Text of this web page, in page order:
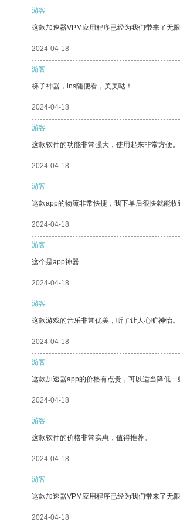
游客
这款加速器VPM应用程序已经为我们带来了无
2024-04-18
游客
梯子神器，ins随便看，美美哒！
2024-04-18
游客
这款软件的功能非常强大，使用起来非常方便。
2024-04-18
游客
这款app的物流非常快捷，我下单后很快就能收
2024-04-18
游客
这个是app神器
2024-04-18
游客
这款游戏的音乐非常优美，听了让人心旷神怡。
2024-04-18
游客
这款加速器app的价格有点贵，可以适当降低一
2024-04-18
游客
这款软件的价格非常实惠，值得推荐。
2024-04-18
游客
这款加速器VPM应用程序已经为我们带来了无
2024-04-18